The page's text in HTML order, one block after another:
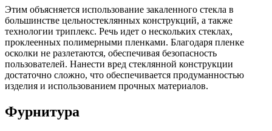
Этим объясняется использование закаленного стекла в
большинстве цельностеклянных конструкций, а также
технологии триплекс. Речь идет о нескольких стеклах,
проклеенных полимерными пленками. Благодаря пленке
осколки не разлетаются, обеспечивая безопасность
пользователей. Нанести вред стеклянной конструкции
достаточно сложно, что обеспечивается продуманностью
изделия и использованием прочных материалов.
Фурнитура